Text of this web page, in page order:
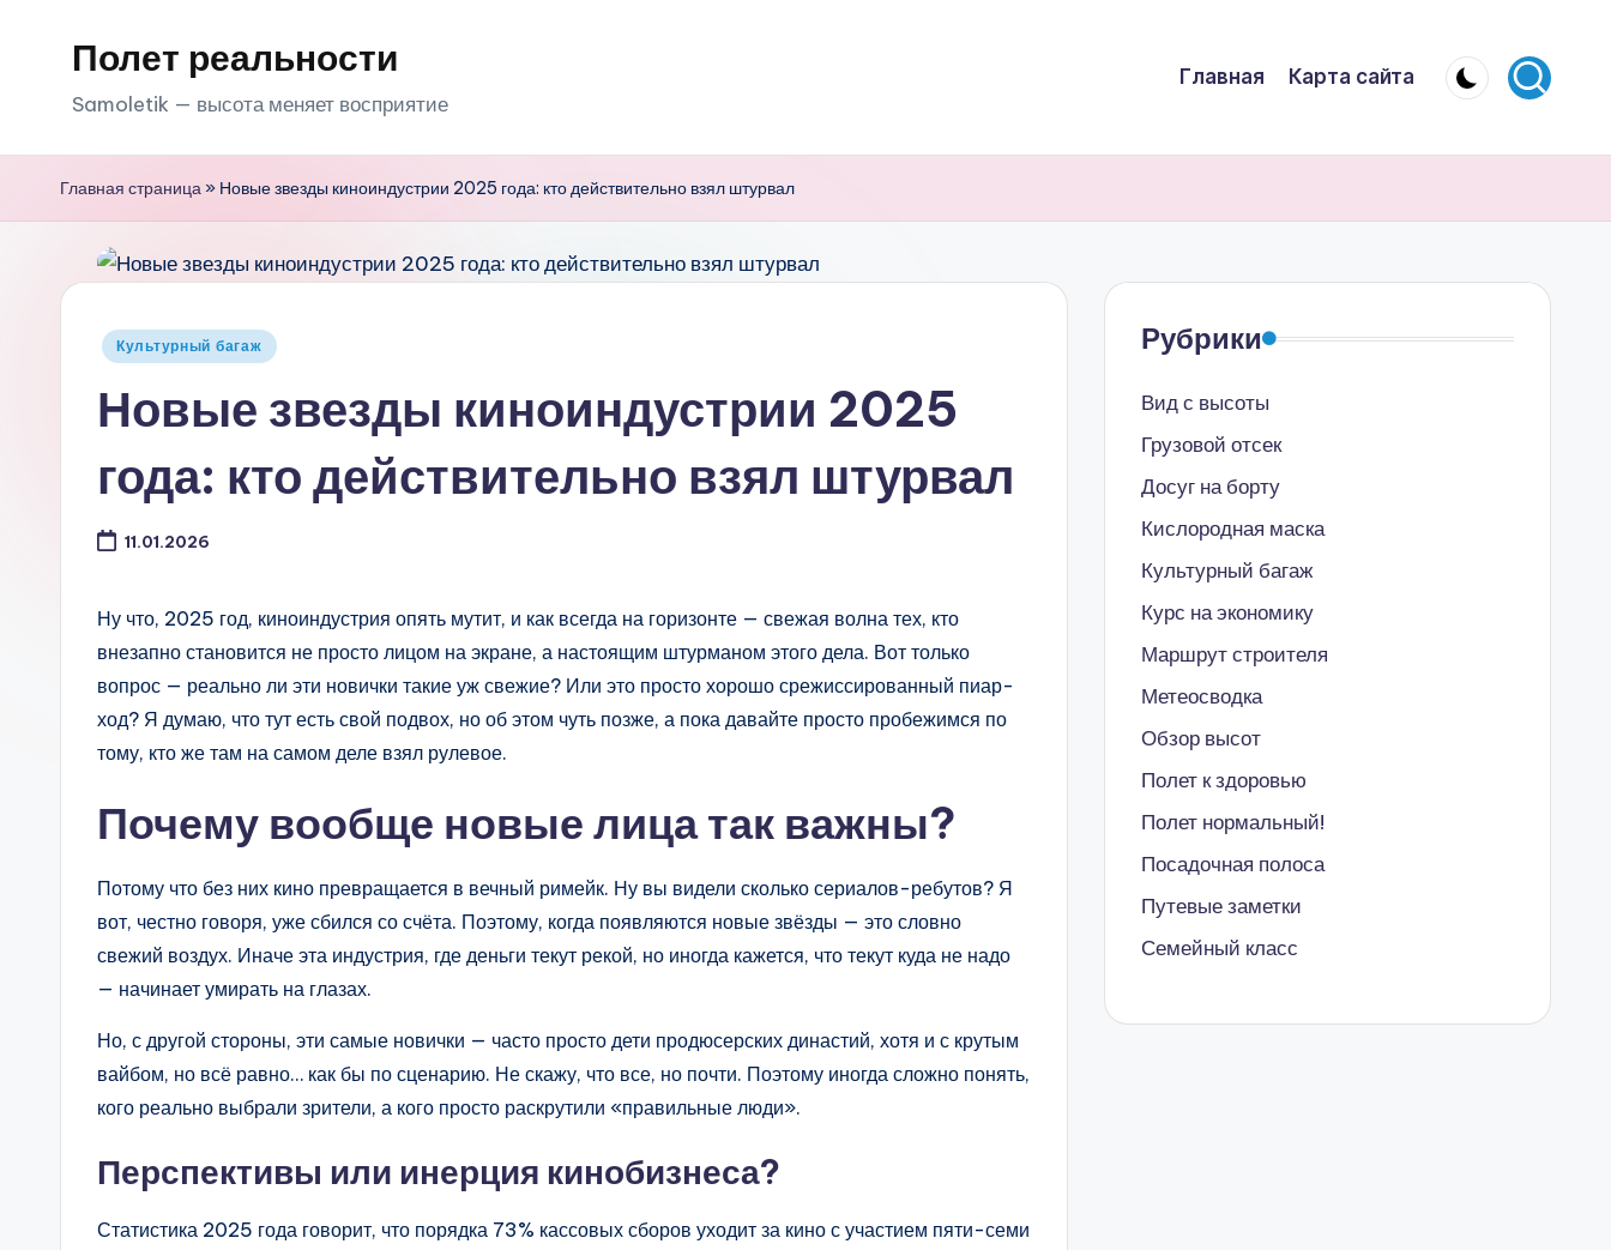
Полет реальности
Samoletik — высота меняет восприятие
Главная Карта сайта
Главная страница» Новые звезды киноиндустрии 2025 года: кто действительно взял штурвал
Опубликовано
Культурный багаж
Новые звезды киноиндустрии 2025
года: кто действительно взял штурвал
11.01.2026
Ну что, 2025 год, киноиндустрия опять мутит, и как всегда на горизонте — свежая волна тех, кто
внезапно становится не просто лицом на экране, а настоящим штурманом этого дела. Вот только
вопрос — реально ли эти новички такие уж свежие? Или это просто хорошо срежиссированный пиар-
ход? Я думаю, что тут есть свой подвох, но об этом чуть позже, а пока давайте просто пробежимся по
тому, кто же там на самом деле взял рулевое.
Почему вообще новые лица так важны?
Потому что без них кино превращается в вечный римейк. Ну вы видели сколько сериалов-ребутов? Я
вот, честно говоря, уже сбился со счёта. Поэтому, когда появляются новые звёзды — это словно
свежий воздух. Иначе эта индустрия, где деньги текут рекой, но иногда кажется, что текут куда не надо
— начинает умирать на глазах.
Но, с другой стороны, эти самые новички — часто просто дети продюсерских династий, хотя и с крутым
вайбом, но всё равно… как бы по сценарию. Не скажу, что все, но почти. Поэтому иногда сложно понять,
кого реально выбрали зрители, а кого просто раскрутили «правильные люди».
Перспективы или инерция кинобизнеса?
Статистика 2025 года говорит, что порядка 73% кассовых сборов уходит за кино с участием пяти-семи
Рубрики
Вид с высоты
Грузовой отсек
Досуг на борту
Кислородная маска
Культурный багаж
Курс на экономику
Маршрут строителя
Метеосводка
Обзор высот
Полет к здоровью
Полет нормальный!
Посадочная полоса
Путевые заметки
Семейный класс